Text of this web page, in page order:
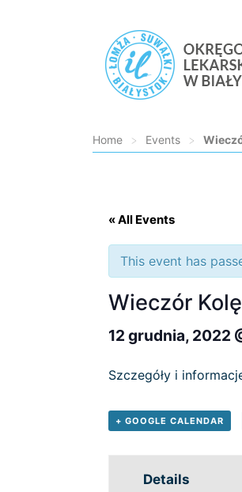
Home > Events >
« All Events
This event has
Wieczór
12 grudnia, 2022
Szczegóły i
+ GOOGLE CALENDAR
Details